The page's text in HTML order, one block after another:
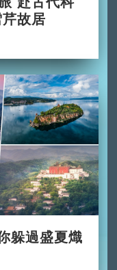
故居
躲過盛夏熾